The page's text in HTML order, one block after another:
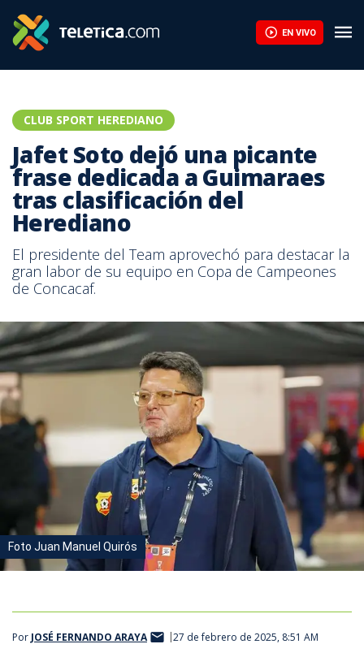
EN VIVO
CLUB SPORT HEREDIANO
Jafet Soto dejó una picante
frase dedicada a Guimaraes
tras clasificación del
Herediano
El presidente del Team aprovechó para destacar la
gran labor de su equipo en Copa de Campeones
de Concacaf.
Foto Juan Manuel Quirós
Por JOSÉ FERNANDO ARAYA 27 de febrero de 2025, 8:51 AM